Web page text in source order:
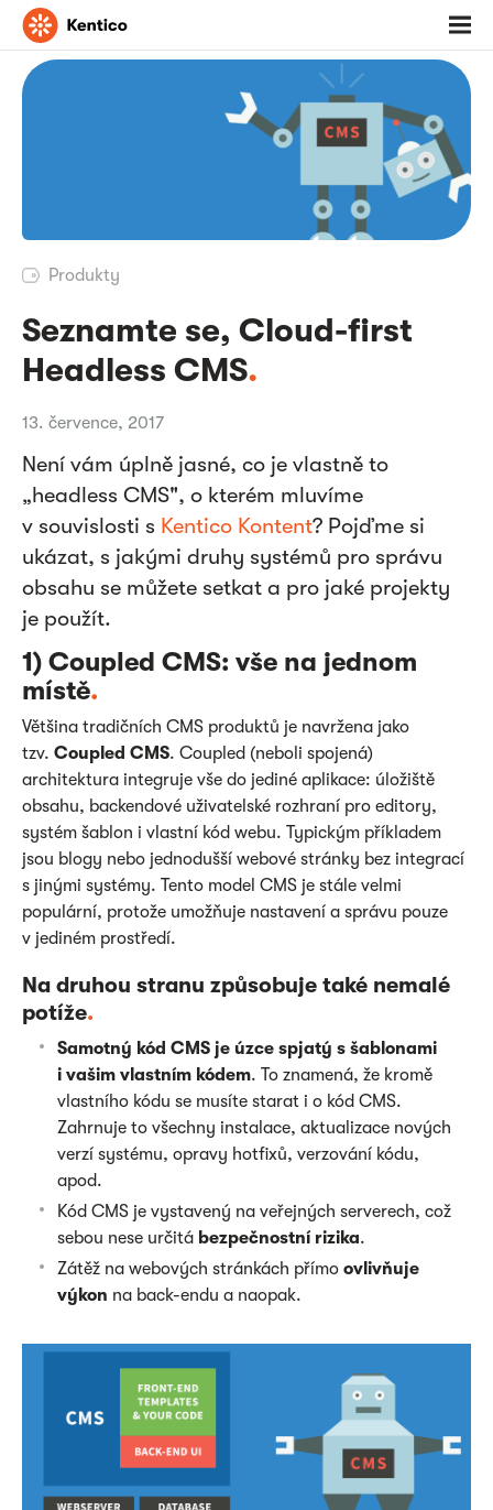
Jděte
na
domovskou
stránku
menu
Produkty
Seznamte se, Cloud-first
Headless CMS.
13. července, 2017
Není vám úplně jasné, co je vlastně to
„headless CMS", o kterém mluvíme
v souvislosti s Kentico Kontent? Pojďme si
ukázat, s jakými druhy systémů pro správu
obsahu se můžete setkat a pro jaké projekty
je použít.
1) Coupled CMS: vše na jednom
místě.
Většina tradičních CMS produktů je navržena jako
tzv. Coupled CMS. Coupled (neboli spojená)
architektura integruje vše do jediné aplikace: úložiště
obsahu, backendové uživatelské rozhraní pro editory,
systém šablon i vlastní kód webu. Typickým příkladem
jsou blogy nebo jednodušší webové stránky bez integrací
s jinými systémy. Tento model CMS je stále velmi
populární, protože umožňuje nastavení a správu pouze
v jediném prostředí.
Na druhou stranu způsobuje také nemalé
potíže.
Samotný kód CMS je úzce spjatý s šablonami
i vašim vlastním kódem. To znamená, že kromě
vlastního kódu se musíte starat i o kód CMS.
Zahrnuje to všechny instalace, aktualizace nových
verzí systému, opravy hotfixů, verzování kódu,
apod.
Kód CMS je vystavený na veřejných serverech, což
sebou nese určitá bezpečnostní rizika.
Zátěž na webových stránkách přímo ovlivňuje
výkon na back-endu a naopak.